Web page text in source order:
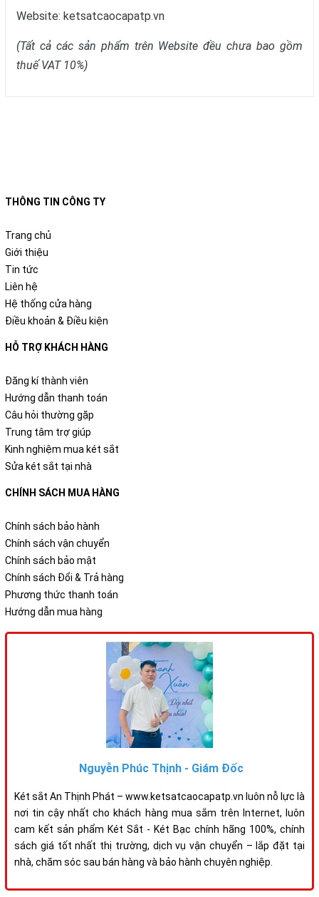
Website: ketsatcaocapatp.vn
(Tất cả các sản phẩm trên Website đều chưa bao gồm
thuế VAT 10%)
THÔNG TIN CÔNG TY
Trang chủ
Giới thiệu
Tin tức
Liên hệ
Hệ thống cửa hàng
Điều khoản & Điều kiện
HỖ TRỢ KHÁCH HÀNG
Đăng kí thành viên
Hướng dẫn thanh toán
Câu hỏi thường gặp
Trung tâm trợ giúp
Kinh nghiệm mua két sắt
Sửa két sắt tại nhà
CHÍNH SÁCH MUA HÀNG
Chính sách bảo hành
Chính sách vận chuyển
Chính sách bảo mật
Chính sách Đổi & Trả hàng
Phương thức thanh toán
Hướng dẫn mua hàng
Nguyễn Phúc Thịnh - Giám Đốc
Két sắt An Thịnh Phát – www.ketsatcaocapatp.vn luôn nỗ lực là
nơi tin cậy nhất cho khách hàng mua sắm trên Internet, luôn
cam kết sản phẩm Két Sắt - Két Bạc chính hãng 100%, chính
sách giá tốt nhất thị trường, dịch vụ vận chuyển – lắp đặt tại
nhà, chăm sóc sau bán hàng và bảo hành chuyên nghiệp.